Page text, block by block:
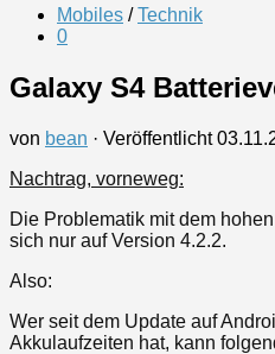
Mobiles / Technik
0
Galaxy S4
von bean · Veröffentlicht
Nachtrag, vorneweg:
Die Problematik mit dem
sich nur auf Version 4.2.2.
Also:
Wer seit dem Update auf
Akkulaufzeiten hat, kann